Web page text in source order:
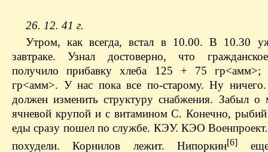
26. 12. 41 г.
Утром, как всегда, встал в 10.00. В 10.30
завтраке. Узнал достоверно, что
получило прибавку хлеба 125 + 75
гр<амм>. У нас пока все по-старому. Ну
должен изменить структуру снабжения. Забыл
ячневой крупой и с витамином С. Конечно,
еды сразу пошел по службе. КЭУ. КЭО
похудели. Корнилов лежит. Нипоркин[6]